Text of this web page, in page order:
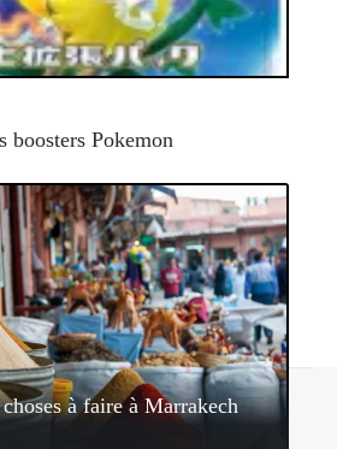
boosters Pokemon
à faire à Marrakech
Mentions légales Sitemap